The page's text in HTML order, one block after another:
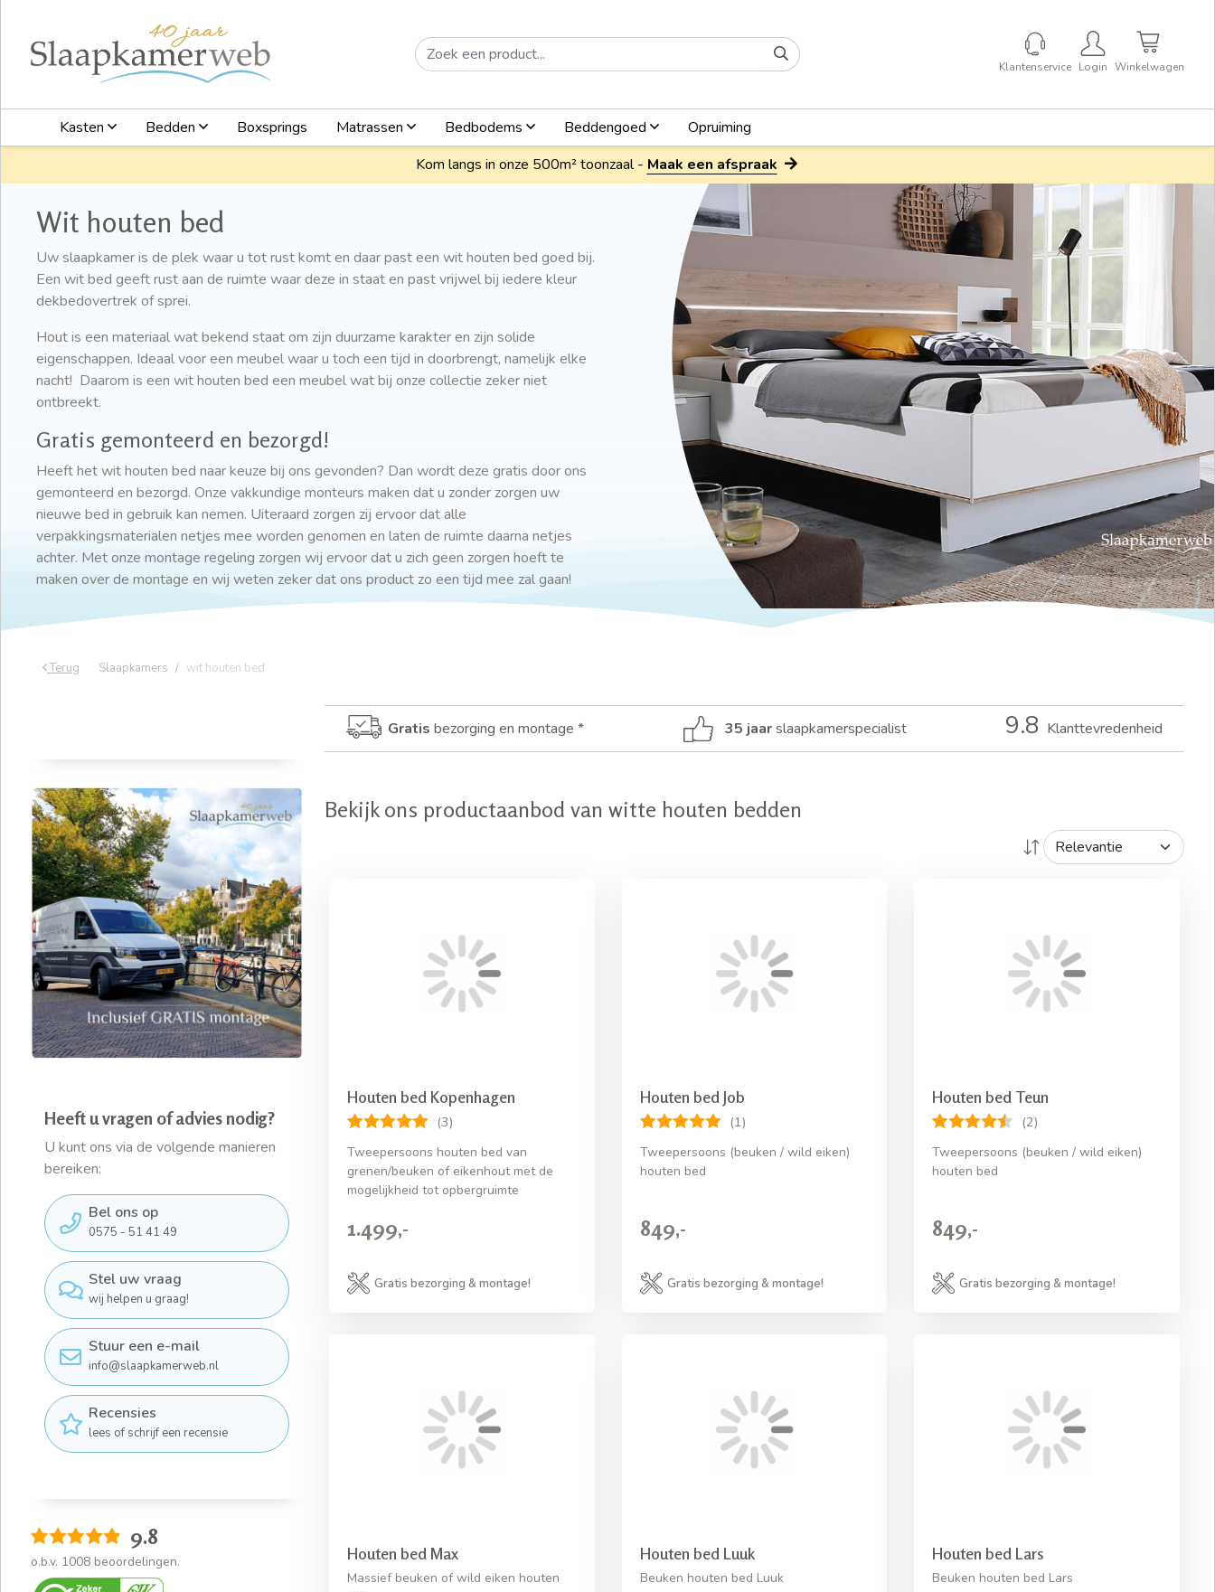
Klantenservice Login Winkelwagen
Kasten Bedden Boxsprings Matrassen Bedbodems Beddengoed
Opruiming
Kom langs in onze 500m² toonzaal - Maak een afspraak
Wit houten bed
Uw slaapkamer is de plek waar u tot rust komt en daar past een wit houten bed goed bij.
Een wit bed geeft rust aan de ruimte waar deze in staat en past vrijwel bij iedere kleur
dekbedovertrek of sprei.
Hout is een materiaal wat bekend staat om zijn duurzame karakter en zijn solide
eigenschappen. Ideaal voor een meubel waar u toch een tijd in doorbrengt, namelijk elke
nacht! Daarom is een wit houten bed een meubel wat bij onze collectie zeker niet
ontbreekt.
Gratis gemonteerd en bezorgd!
Heeft het wit houten bed naar keuze bij ons gevonden? Dan wordt deze gratis door ons
gemonteerd en bezorgd. Onze vakkundige monteurs maken dat u zonder zorgen uw
nieuwe bed in gebruik kan nemen. Uiteraard zorgen zij ervoor dat alle
verpakkingsmaterialen netjes mee worden genomen en laten de ruimte daarna netjes
achter. Met onze montage regeling zorgen wij ervoor dat u zich geen zorgen hoeft te
maken over de montage en wij weten zeker dat ons product zo een tijd mee zal gaan!
Terug Slaapkamers wit houten bed
Heeft u vragen of advies nodig?
U kunt ons via de volgende manieren
bereiken:
Bel ons op
0575 - 51 41 49
Stel uw vraag
wij helpen u graag!
Stuur een e-mail
info@slaapkamerweb.nl
Recensies
lees of schrijf een recensie
9.8
o.b.v. 1008 beoordelingen.
Gratis bezorging en montage * 35 jaarslaapkamerspecialist 9.8 Klanttevredenheid
Bekijk ons productaanbod van witte houten bedden
Houten bed Kopenhagen
(3)
Tweepersoons houten bed van
grenen/beuken of eikenhout met de
mogelijkheid tot opbergruimte
1.499,-
Gratis bezorging & montage!
Houten bed Job
(1)
Tweepersoons (beuken / wild eiken)
houten bed
849,-
Gratis bezorging & montage!
Houten bed Teun
(2)
Tweepersoons (beuken / wild eiken)
houten bed
849,-
Gratis bezorging & montage!
Houten bed Max
Massief beuken of wild eiken houten
Houten bed Luuk
Beuken houten bed Luuk
Houten bed Lars
Beuken houten bed Lars